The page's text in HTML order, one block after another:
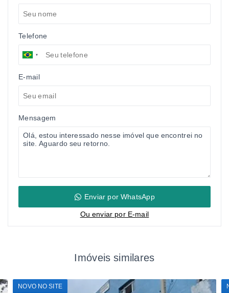
Telefone
E-mail
Mensagem
Enviar por WhatsApp
Ou enviar por E-mail
Imóveis similares
NOVO NO SITE